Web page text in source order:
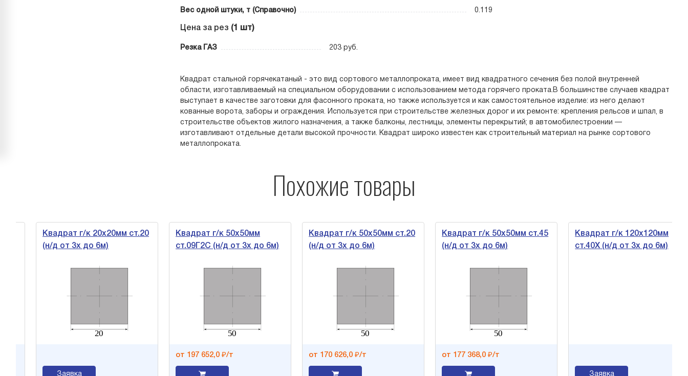
Вес одной штуки, т (Справочно) 0.119
Цена за рез (1 шт)
Резка ГАЗ 203 руб.
Квадрат стальной горячекатаный - это вид сортового металлопроката, имеет вид квадратного сечения без полой внутренней
области, изготавливаемый на специальном оборудовании с использованием метода горячего проката.В большинстве случаев квадрат
выступает в качестве заготовки для фасонного проката, но также используется и как самостоятельное изделие: из него делают
кованные ворота, заборы и ограждения. Используется при строительстве железных дорог и их ремонте: крепления рельсов и шпал, в
строительстве объектов жилого назначения, а также балконы, лестницы, элементы перекрытий; в автомобилестроении —
изготавливают отдельные детали высокой прочности. Квадрат широко известен как строительный материал на рынке сортового
металлопроката.
Похожие товары
Квадрат г/к 20х20мм ст.20
(н/д от 3х до 6м)
Заявка
Квадрат г/к 50х50мм
ст.09Г2С (н/д от 3х до 6м)
от 197 652,0 ₽/т
Квадрат г/к 50х50мм ст.20
(н/д от 3х до 6м)
от 170 626,0 ₽/т
Квадрат г/к 50х50мм ст.45
(н/д от 3х до 6м)
от 177 368,0 ₽/т
Квадрат г/к 120х120мм
ст.40Х (н/д от 3х до 6м)
Заявка